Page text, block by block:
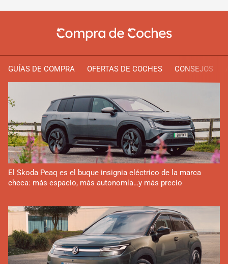
GUÍAS DE COMPRA OFERTAS DE COCHES CONSEJOS
El Skoda Peaq es el buque insignia eléctrico de la marca
checa: más espacio, más autonomía…y más precio